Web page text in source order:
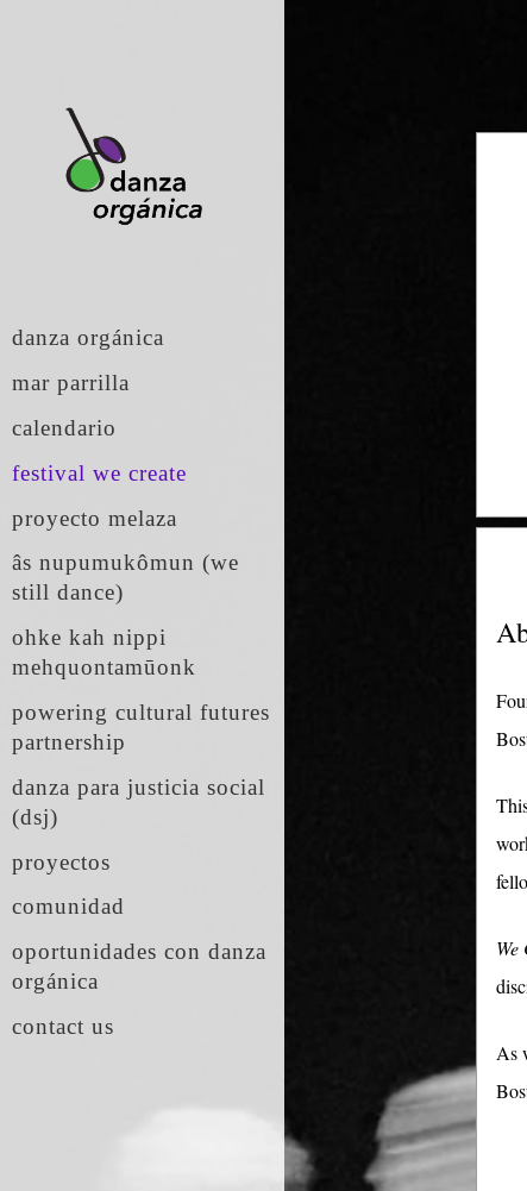
danza orgánica
mar parrilla
calendario
festival we create
proyecto melaza
âs nupumukômun (we
still dance)
ohke kah nippi
mehquontamūonk
powering cultural futures
partnership
danza para justicia social
(dsj)
proyectos
comunidad
oportunidades con danza
orgánica
contact us
We
As